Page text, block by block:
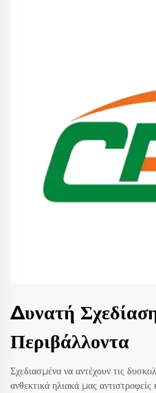
Δυνατή
Περιβάλλοντα
Σχεδιασμένα να αντέχουν τις
ανθεκτικά ηλιακά μας